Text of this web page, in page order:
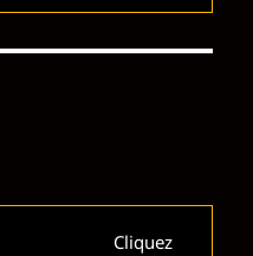
Cliquez